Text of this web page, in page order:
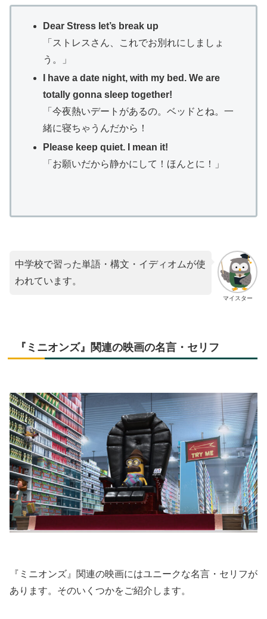
Dear Stress let’s break up
「ストレスさん、これでお別れにしましょ
う。」
I have a date night, with my bed. We are
totally gonna sleep together!
「今夜熱いデートがあるの。ベッドとね。一
緒に寝ちゃうんだから！
Please keep quiet. I mean it!
「お願いだから静かにして！ほんとに！」
マイスター
中学校で習った単語・構文・イディオムが使
われています。
『ミニオンズ』関連の映画の名言・セリフ
『ミニオンズ』関連の映画にはユニークな名言・セリフが
あります。そのいくつかをご紹介します。